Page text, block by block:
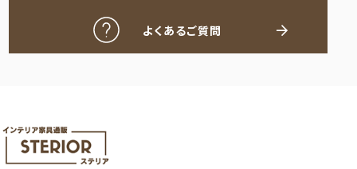
よくあるご質問